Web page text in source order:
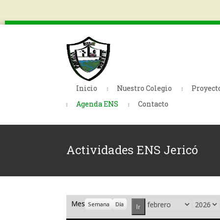
Inicio Nuestro Colegio
Agenda ENS
Contacto
Actividades ENS Jericó
Mes Semana Día Mes Año